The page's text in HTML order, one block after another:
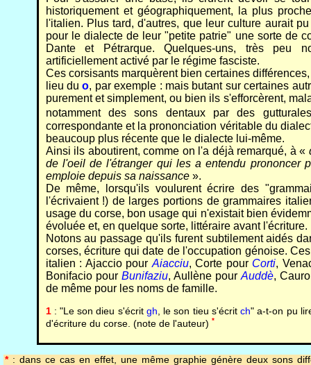
historiquement et géographiquement, la plus
l'italien. Plus tard, d'autres, que leur culture aurait
pour le dialecte de leur "petite patrie" une sorte de
Dante et Pétrarque. Quelques-uns, très peu
artificiellement activé par le régime fasciste.
Ces corsisants marquèrent bien certaines
lieu duo, par exemple : mais butant sur certaines
purement et simplement, ou bien ils s'efforcèrent,
notamment des sons dentaux par des
correspondante et la prononciation véritable du
beaucoup plus récente que le dialecte lui-même.
Ainsi ils aboutirent, comme on l'a déjà remarqué, à «
de l'oeil de l'étranger qui les a entendu prononcer
emploie depuis sa naissance ».
De même, lorsqu'ils voulurent écrire des
l'écrivaient !) de larges portions de grammaires
usage du corse, bon usage qui n'existait bien
évoluée et, en quelque sorte, littéraire avant l'écriture.
Notons au passage qu'ils furent subtilement aidés
corses, écriture qui date de l'occupation génoise.
italien : Ajaccio pour Aiacciu, Corte pour Corti,
Bonifacio pour Bunifaziu, Aullène pour Auddè,
de même pour les noms de famille.
1: "Le son dieu s'écrit gh , le son tieu s'écritch" a-t-on pu
d'écriture du corse. (note de l'auteur) *
*: dans ce cas en effet, une même graphie génère deux sons